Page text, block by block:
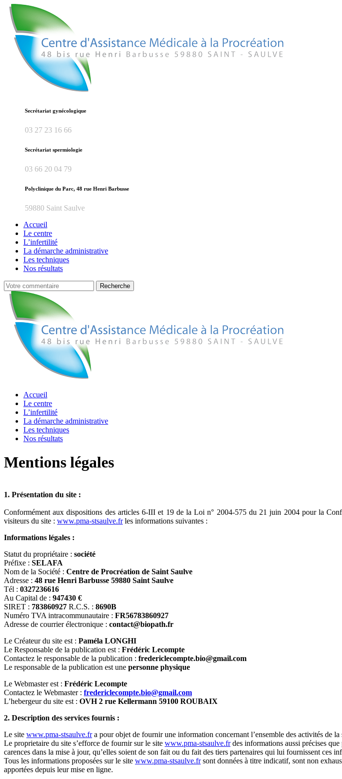
Secrétariat gynécologique
03 27 23 16 66
Secrétariat spermiologie
03 66 20 04 79
Polyclinique du Parc, 48 rue Henri Barbusse
59880 Saint Saulve
Accueil
Le centre
L’infertilité
La démarche administrative
Les techniques
Nos résultats
Accueil
Le centre
L’infertilité
La démarche administrative
Les techniques
Nos résultats
Mentions légales
1. Présentation du site :
Conformément aux dispositions des articles 6-III et 19 de la Loi n° 2004-575 du 21 juin 2004 pour la
visiteurs du site : www.pma-stsaulve.frles informations suivantes :
Informations légales :
Statut du propriétaire : société
Préfixe : SELAFA
Nom de la Société : Centre de Procréation de Saint Saulve
Adresse : 48 rue Henri Barbusse 59880 Saint Saulve
Tél : 0327236616
Au Capital de : 947430 €
SIRET : 783860927 R.C.S. : 8690B
Numéro TVA intracommunautaire : FR56783860927
Adresse de courrier électronique : contact@biopath.fr
Le Créateur du site est : Paméla LONGHI
Le Responsable de la publication est : Frédéric Lecompte
Contactez le responsable de la publication : fredericlecompte.bio@gmail.com
Le responsable de la publication est une personne physique
Le Webmaster est : Frédéric Lecompte
Contactez le Webmaster : fredericlecompte.bio@gmail.com
L’hebergeur du site est : OVH 2 rue Kellermann 59100 ROUBAIX
2. Description des services fournis :
Le site www.pma-stsaulve.fra pour objet de fournir une information concernant l’ensemble des activités de la
Le proprietaire du site s’efforce de fournir sur le site www.pma-stsaulve.frdes informations aussi précises
carences dans la mise à jour, qu’elles soient de son fait ou du fait des tiers partenaires qui lui fournissent ces
Tous les informations proposées sur le site www.pma-stsaulve.frsont données à titre indicatif, sont non
apportées depuis leur mise en ligne.